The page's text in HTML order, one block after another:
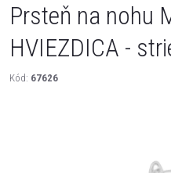
Prsteň na nohu
HVIEZDICA -
Kód: 67626